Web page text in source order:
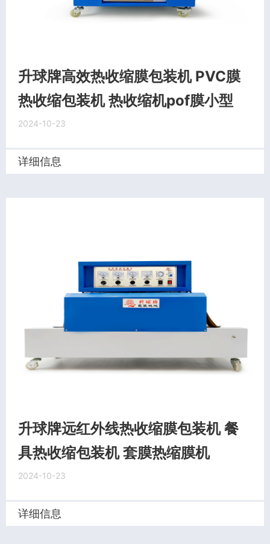
升球牌高效热收缩膜包装机 PVC膜
热收缩包装机 热收缩机pof膜小型
2024-10-23
详细信息
升球牌远红外线热收缩膜包装机 餐
具热收缩包装机 套膜热缩膜机
2024-10-23
详细信息